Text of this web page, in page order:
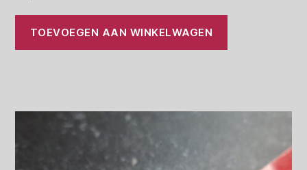
TOEVOEGEN AAN WINKELWAGEN